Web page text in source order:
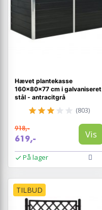
Hævet plantekasse
160×80×77 cm i galvaniseret
stål - antracitgrå
(803)
918,-
619,- Vis
På lager
TILBUD